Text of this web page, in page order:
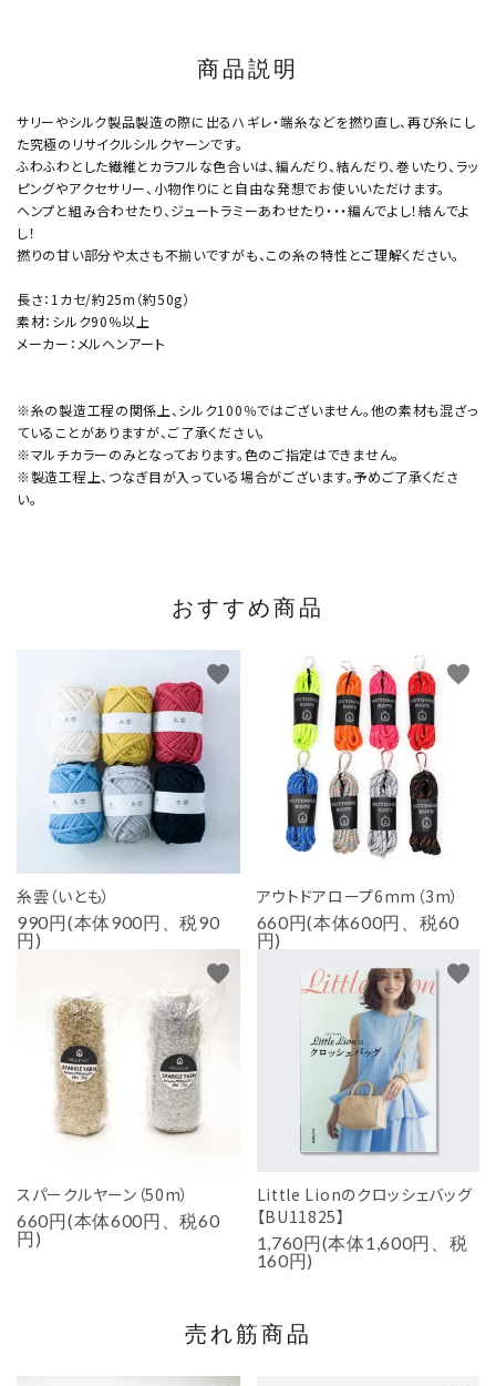
商品説明
サリーやシルク製品製造の際に出るハギレ・端糸などを撚り直し、再び糸にし
た究極のリサイクルシルクヤーンです。
ふわふわとした繊維とカラフルな色合いは、編んだり、結んだり、巻いたり、ラッ
ピングやアクセサリー、小物作りにと自由な発想でお使いいただけます。
ヘンプと組み合わせたり、ジュートラミーあわせたり・・・編んでよし！結んでよ
し！
撚りの甘い部分や太さも不揃いですがも、この糸の特性とご理解ください。
長さ：1カセ/約25m（約50g）
素材：シルク90％以上
メーカー：メルヘンアート
※糸の製造工程の関係上、シルク100％ではございません。他の素材も混ざっ
ていることがありますが、ご了承ください。
※マルチカラーのみとなっております。色のご指定はできません。
※製造工程上、つなぎ目が入っている場合がございます。予めご了承くださ
い。
おすすめ商品
糸雲（いとも）
990円(本体900円、税90
円)
favorite
アウトドアロープ6mm（3m）
660円(本体600円、税60
円)
favorite
スパークルヤーン（50m）
660円(本体600円、税60
円)
favorite
Little Lionのクロッシェバッグ
【BU11825】
1,760円(本体1,600円、税
160円)
favorite
売れ筋商品